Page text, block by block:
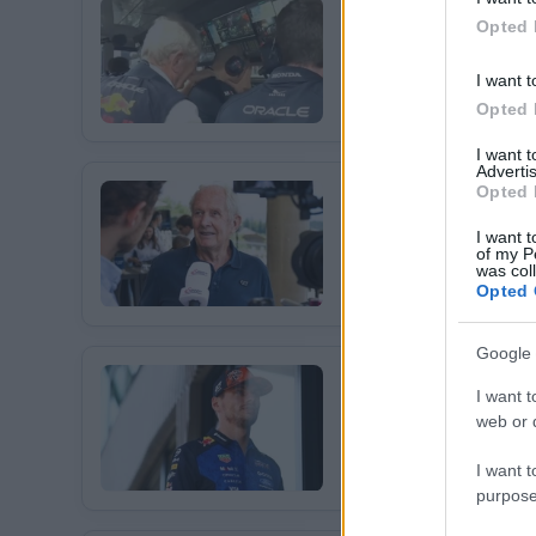
Opted
I want
Opted
I want
Opted
I want
of my
was
Opted
Google
I want
web or
I want
Helmut Marko komoly
RED BULL RACING
Súlyos
Megdöbbentő részletek
Különleges
versenyzési lehetőségeiről.